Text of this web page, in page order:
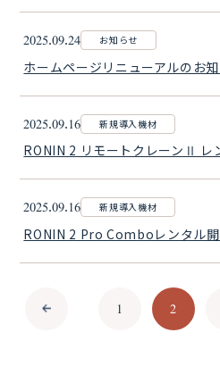
2025.09.24 お知らせ
ホームページリニューアルのお
2025.09.16 新規導入機材
RONIN 2 リモートクレーンⅡ レ
2025.09.16 新規導入機材
RONIN 2 Pro Comboレンタル
1 2